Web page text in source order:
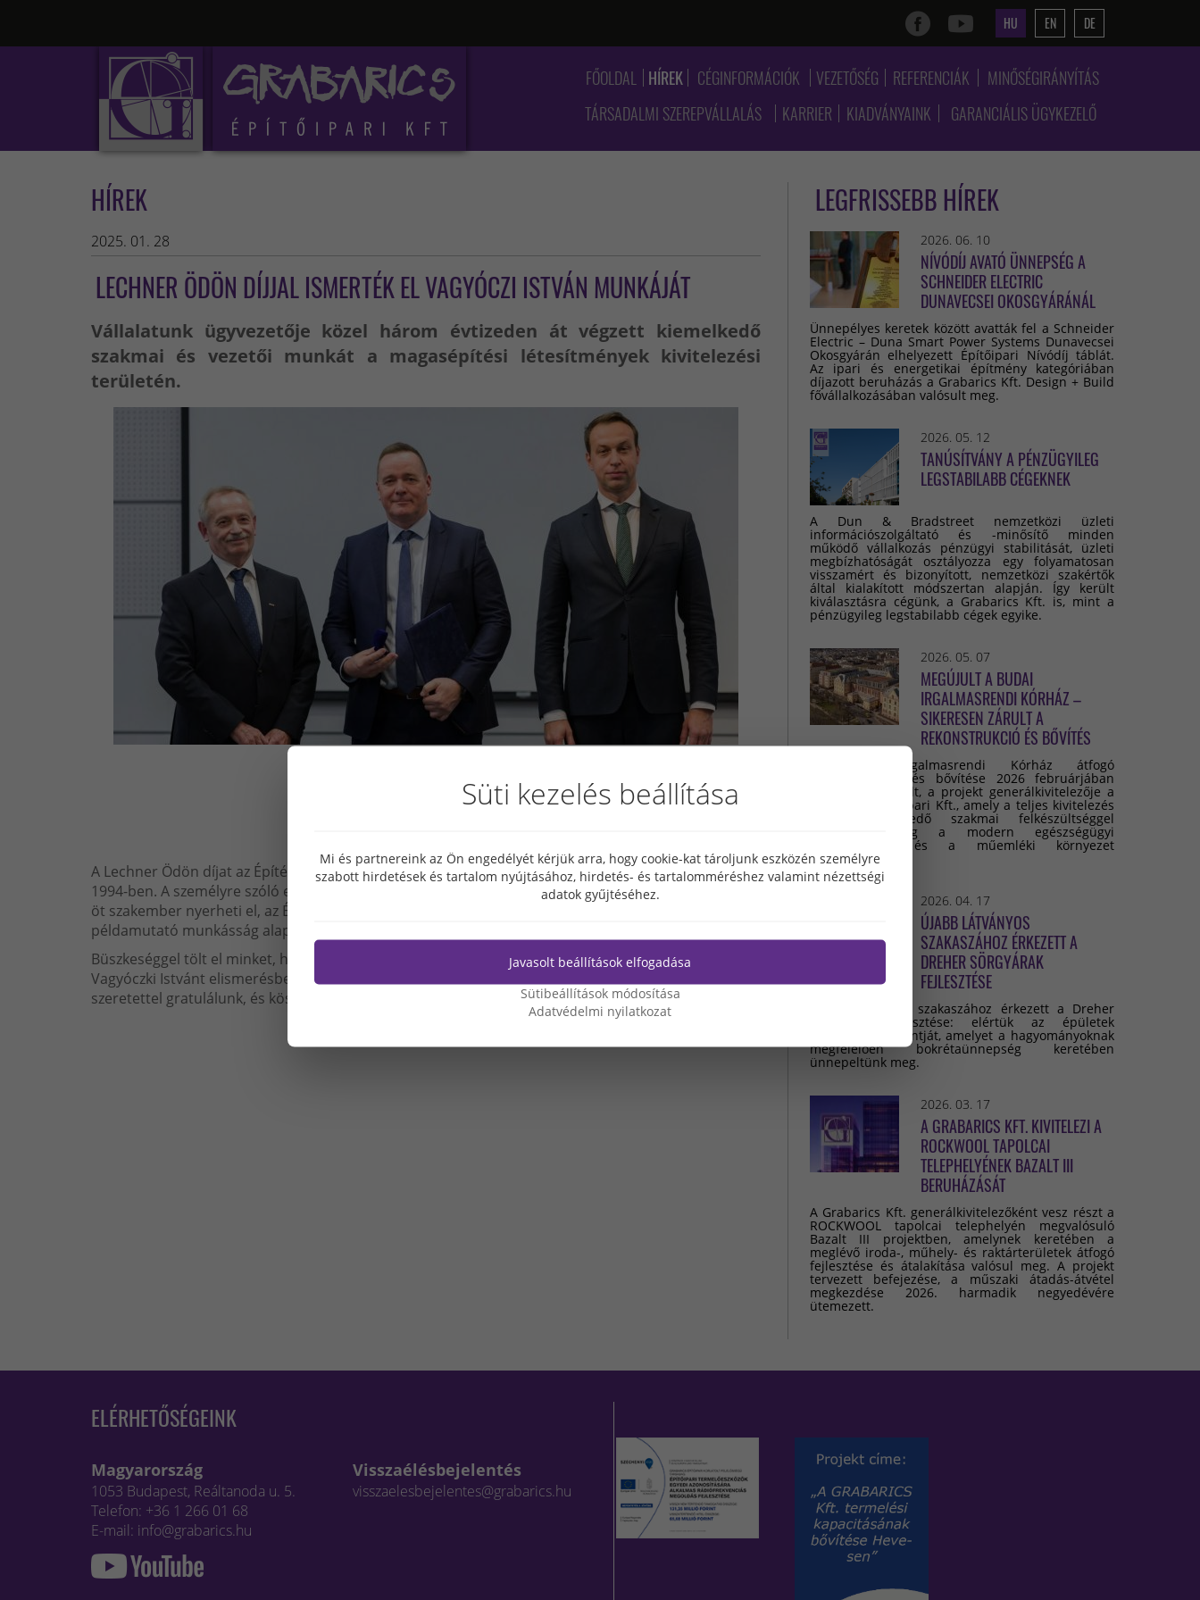
HU EN DE
FŐOLDAL HÍREK CÉGINFORMÁCIÓK VEZETŐSÉG REFERENCIÁK
MINŐSÉGIRÁNYÍTÁS
TÁRSADALMI SZEREPVÁLLALÁS
KARRIER KIADVÁNYAINK GARANCIÁLIS ÜGYKEZELŐ
HÍREK
2025. 01. 28
LECHNER ÖDÖN DÍJJAL ISMERTÉK EL VAGYÓCZI ISTVÁN MUNKÁJÁT
Vállalatunk ügyvezetője közel három évtizeden át végzett kiemelkedő
szakmai és vezetői munkát a magasépítési létesítmények kivitelezési
területén.
A Lechner Ödön díjat az Építési Vállalkozók Országos Szakszövetsége (ÉVOSZ) Elnöksége alapította
1994-ben. A személyre szóló elismerést jelentő díjat a hagyományoknak megfelelően minden évben
öt szakember nyerheti el, az ÉVOSZ tagszervezeteiben hosszabb időszakon át végzett kimagasló,
példamutató munkásság alapján.
Büszkeséggel tölt el minket, hogy 2024-ben a 35 éves ÉVOSZ Elnöksége cégünk ügyvezetőjét,
Vagyóczki Istvánt elismerésben részesítette és Lechner Ödön díjjal jutalmazta. Az elismeréshez
szeretettel gratulálunk, és köszönjük a vállalatunkért végzett munkáját!
LEGFRISSEBB HÍREK
2026. 06. 10
NÍVÓDÍJ AVATÓ ÜNNEPSÉG A
SCHNEIDER ELECTRIC
DUNAVECSEI OKOSGYÁRÁNÁL
Ünnepélyes keretek között avatták fel a Schneider
Electric – Duna Smart Power Systems Dunavecsei
Okosgyárán elhelyezett Építőipari Nívódíj táblát.
Az ipari és energetikai építmény kategóriában
díjazott beruházás a Grabarics Kft. Design + Build
fővállalkozásában valósult meg.
2026. 05. 12
TANÚSÍTVÁNY A PÉNZÜGYILEG
LEGSTABILABB CÉGEKNEK
A Dun & Bradstreet nemzetközi üzleti
információszolgáltató és -minősítő minden
működő vállalkozás pénzügyi stabilitását, üzleti
megbízhatóságát osztályozza egy folyamatosan
visszamért és bizonyított, nemzetközi szakértők
által kialakított módszertan alapján. Így került
kiválasztásra cégünk, a Grabarics Kft. is, mint a
pénzügyileg legstabilabb cégek egyike.
2026. 05. 07
MEGÚJULT A BUDAI
IRGALMASRENDI KÓRHÁZ –
SIKERESEN ZÁRULT A
REKONSTRUKCIÓ ÉS BŐVÍTÉS
A Budai Irgalmasrendi Kórház átfogó
rekonstrukciója és bővítése 2026 februárjában
sikeresen lezárult, a projekt generálkivitelezője a
Grabarics Építőipari Kft., amely a teljes kivitelezés
során kiemelkedő szakmai felkészültséggel
valósította meg a modern egészségügyi
infrastruktúra és a műemléki környezet
összehangolását.
2026. 04. 17
ÚJABB LÁTVÁNYOS
SZAKASZÁHOZ ÉRKEZETT A
DREHER SÖRGYÁRAK
FEJLESZTÉSE
Újabb látványos szakaszához érkezett a Dreher
Sörgyárak fejlesztése: elértük az épületek
legmagasabb pontját, amelyet a hagyományoknak
megfelelően bokrétaünnepség keretében
ünnepeltünk meg.
2026. 03. 17
A GRABARICS KFT. KIVITELEZI A
ROCKWOOL TAPOLCAI
TELEPHELYÉNEK BAZALT III
BERUHÁZÁSÁT
A Grabarics Kft. generálkivitelezőként vesz részt a
ROCKWOOL tapolcai telephelyén megvalósuló
Bazalt III projektben, amelynek keretében a
meglévő iroda-, műhely- és raktárterületek átfogó
fejlesztése és átalakítása valósul meg. A projekt
tervezett befejezése, a műszaki átadás-átvétel
megkezdése 2026. harmadik negyedévére
ütemezett.
ELÉRHETŐSÉGEINK
Magyarország
1053 Budapest, Reáltanoda u. 5.
Telefon: +36 1 266 01 68
E-mail: info@grabarics.hu
Visszaélésbejelentés
visszaelesbejelentes@grabarics.hu
Süti kezelés beállítása
Mi és partnereink az Ön engedélyét kérjük arra, hogy cookie-kat tároljunk eszközén személyre
szabott hirdetések és tartalom nyújtásához, hirdetés- és tartalomméréshez valamint nézettségi
adatok gyűjtéséhez.
Javasolt beállítások elfogadása
Sütibeállítások módosítása
Adatvédelmi nyilatkozat